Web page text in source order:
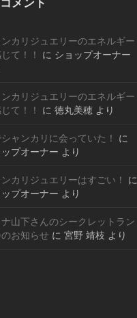
ンカリジュエリーのエネルギー
て！！
に ショップオーナー
ンカリジュエリーのエネルギー
て！！
に 徳丸美穂 より
ャンカリに会っていた！
に
プオーナー より
ンカリジュエリーはすごい！
に
プオーナー より
ナ山下さんのシークレットラン
お知らせ に 宮野 靖枝 より